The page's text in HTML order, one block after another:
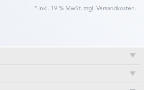
* inkl. 19 % MwSt. zzgl. Versandkosten.